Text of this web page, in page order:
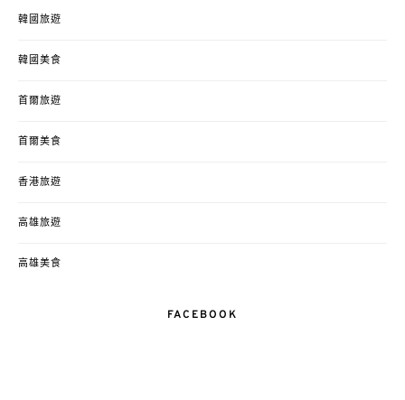
韓國旅遊
韓國美食
首爾旅遊
首爾美食
香港旅遊
高雄旅遊
高雄美食
FACEBOOK